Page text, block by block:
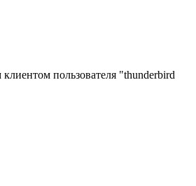
пользователя "thunderbird